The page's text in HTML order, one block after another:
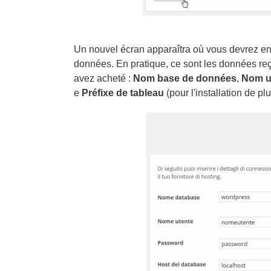
Un nouvel écran apparaîtra où vous devrez
données. En pratique, ce sont les données
avez acheté : Nom base de données, Nom
e Préfixe de tableau (pour l'installation de